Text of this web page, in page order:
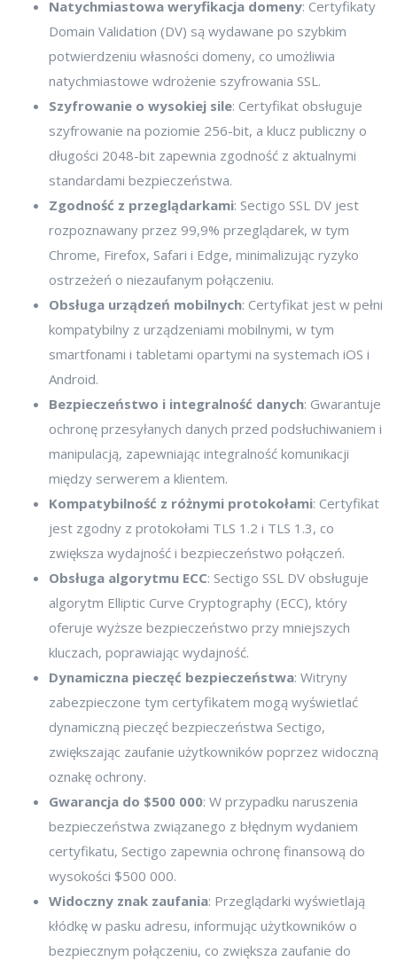
Natychmiastowa weryfikacja domeny: Certyfikaty
Domain Validation (DV) są wydawane po szybkim
potwierdzeniu własności domeny, co umożliwia
natychmiastowe wdrożenie szyfrowania SSL.
Szyfrowanie o wysokiej sile: Certyfikat obsługuje
szyfrowanie na poziomie 256-bit, a klucz publiczny o
długości 2048-bit zapewnia zgodność z aktualnymi
standardami bezpieczeństwa.
Zgodność z przeglądarkami: Sectigo SSL DV jest
rozpoznawany przez 99,9% przeglądarek, w tym
Chrome, Firefox, Safari i Edge, minimalizując ryzyko
ostrzeżeń o niezaufanym połączeniu.
Obsługa urządzeń mobilnych: Certyfikat jest w pełni
kompatybilny z urządzeniami mobilnymi, w tym
smartfonami i tabletami opartymi na systemach iOS i
Android.
Bezpieczeństwo i integralność danych: Gwarantuje
ochronę przesyłanych danych przed podsłuchiwaniem i
manipulacją, zapewniając integralność komunikacji
między serwerem a klientem.
Kompatybilność z różnymi protokołami: Certyfikat
jest zgodny z protokołami TLS 1.2 i TLS 1.3, co
zwiększa wydajność i bezpieczeństwo połączeń.
Obsługa algorytmu ECC: Sectigo SSL DV obsługuje
algorytm Elliptic Curve Cryptography (ECC), który
oferuje wyższe bezpieczeństwo przy mniejszych
kluczach, poprawiając wydajność.
Dynamiczna pieczęć bezpieczeństwa: Witryny
zabezpieczone tym certyfikatem mogą wyświetlać
dynamiczną pieczęć bezpieczeństwa Sectigo,
zwiększając zaufanie użytkowników poprzez widoczną
oznakę ochrony.
Gwarancja do $500 000: W przypadku naruszenia
bezpieczeństwa związanego z błędnym wydaniem
certyfikatu, Sectigo zapewnia ochronę finansową do
wysokości $500 000.
Widoczny znak zaufania: Przeglądarki wyświetlają
kłódkę w pasku adresu, informując użytkowników o
bezpiecznym połączeniu, co zwiększa zaufanie do